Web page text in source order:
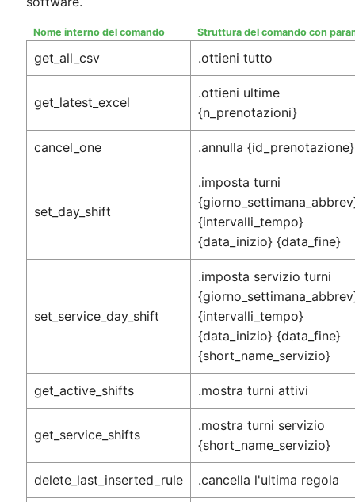
Nome interno del comando Struttura del comando con
get_all_csv .ottieni tutto
get_latest_excel
.ottieni ultime
{n_prenotazioni}
cancel_one .annulla {id_prenotazione}
set_day_shift
.imposta turni
{intervalli_tempo}
{data_inizio} {data_fine}
set_service_day_shift
.imposta servizio turni
{intervalli_tempo}
{data_inizio} {data_fine}
{short_name_servizio}
get_active_shifts .mostra turni attivi
get_service_shifts
.mostra turni servizio
{short_name_servizio}
delete_last_inserted_rule .cancella l'ultima regola